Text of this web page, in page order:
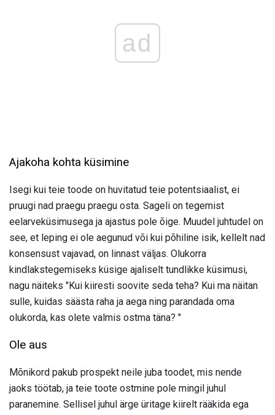
ad
Ajakoha kohta küsimine
Isegi kui teie toode on huvitatud teie potentsiaalist, ei
pruugi nad praegu praegu osta. Sageli on tegemist
eelarveküsimusega ja ajastus pole õige. Muudel juhtudel on
see, et leping ei ole aegunud või kui põhiline isik, kellelt nad
konsensust vajavad, on linnast väljas. Olukorra
kindlakstegemiseks küsige ajaliselt tundlikke küsimusi,
nagu näiteks "Kui kiiresti soovite seda teha? Kui ma näitan
sulle, kuidas säästa raha ja aega ning parandada oma
olukorda, kas olete valmis ostma täna? "
Ole aus
Mõnikord pakub prospekt neile juba toodet, mis nende
jaoks töötab, ja teie toote ostmine pole mingil juhul
paranemine. Sellisel juhul ärge üritage kiirelt rääkida ega